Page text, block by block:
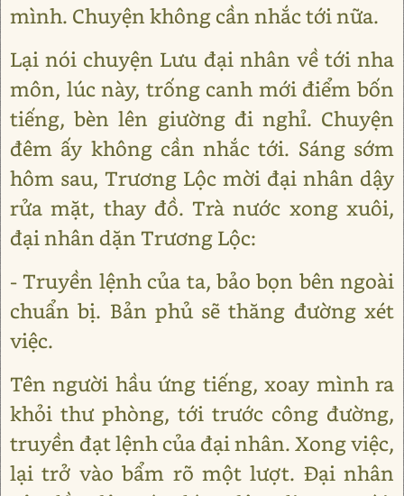
mình. Chuyện không cần nhắc tới nữa.
Lại nói chuyện Lưu đại nhân về tới nha
môn, lúc này, trống canh mới điểm bốn
tiếng, bèn lên giường đi nghỉ. Chuyện
đêm ấy không cần nhắc tới. Sáng sớm
hôm sau, Trương Lộc mời đại nhân dậy
rửa mặt, thay đồ. Trà nước xong xuôi,
đại nhân dặn Trương Lộc:
- Truyền lệnh của ta, bảo bọn bên ngoài
chuẩn bị. Bản phủ sẽ thăng đường xét
việc.
Tên người hầu ứng tiếng, xoay mình ra
khỏi thư phòng, tới trước công đường,
truyền đạt lệnh của đại nhân. Xong việc,
lại trở vào bẩm rõ một lượt. Đại nhân